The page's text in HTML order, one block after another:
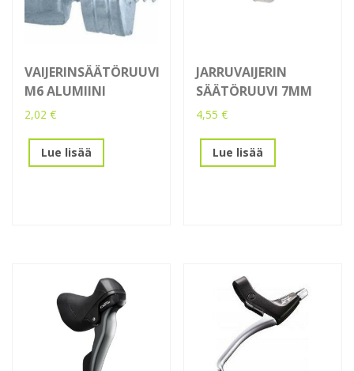
VAIJERINSÄÄTÖRUUVI
M6 ALUMIINI
2,02 €
Lue lisää
JARRUVAIJERIN
SÄÄTÖRUUVI 7MM
4,55€
Lue lisää